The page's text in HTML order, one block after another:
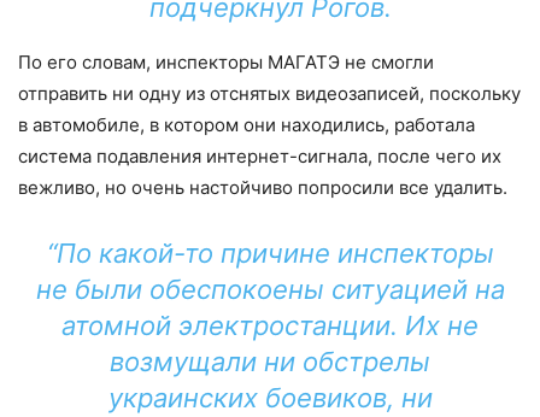
подчеркнул Рогов.
По его словам, инспекторы МАГАТЭ не смогли
отправить ни одну из отснятых видеозаписей, поскольку
в автомобиле, в котором они находились, работала
система подавления интернет-сигнала, после чего их
вежливо, но очень настойчиво попросили все удалить.
“По какой-то причине инспекторы
не были обеспокоены ситуацией на
атомной электростанции. Их не
возмущали ни обстрелы
украинских боевиков, ни